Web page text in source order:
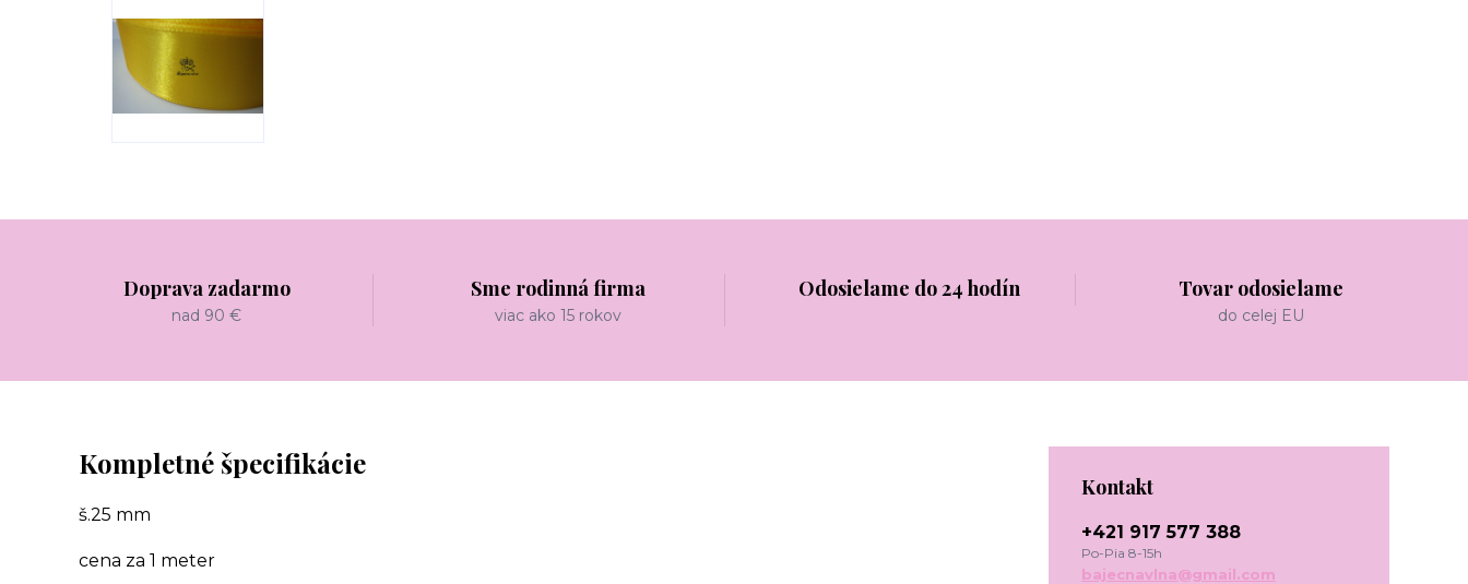
Doprava zadarmo
nad 90 €
Sme rodinná firma
viac ako 15 rokov
Odosielame do 24 hodín Tovar odosielame
do celej EU
Kompletné špecifikácie
š.25 mm
cena za 1 meter
Kontakt
+421 917 577 388
Po-Pia 8-15h
bajecnavlna@gmail.com